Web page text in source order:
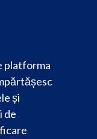
platforma
și
de